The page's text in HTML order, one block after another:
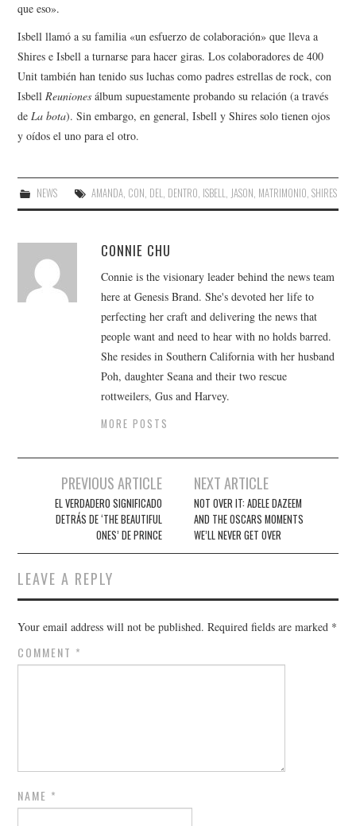
que eso».
Isbell llamó a su familia «un esfuerzo de colaboración» que lleva a
Shires e Isbell a turnarse para hacer giras. Los colaboradores de 400
Unit también han tenido sus luchas como padres estrellas de rock, con
IsbellReunionesálbum supuestamente probando su relación (a través
deLa bota). Sin embargo, en general, Isbell y Shires solo tienen ojos
y oídos el uno para el otro.
NEWS AMANDA, CON, DEL, DENTRO, ISBELL, JASON, MATRIMONIO, SHIRES
CONNIE CHU
Connie is the visionary leader behind the news team
here at Genesis Brand. She's devoted her life to
perfecting her craft and delivering the news that
people want and need to hear with no holds barred.
She resides in Southern California with her husband
Poh, daughter Seana and their two rescue
rottweilers, Gus and Harvey.
MORE POSTS
navigation
PREVIOUS ARTICLE
EL VERDADERO SIGNIFICADO
DETRÁS DE ‘THE BEAUTIFUL
ONES’ DE PRINCE
NEXT ARTICLE
NOT OVER IT: ADELE DAZEEM
AND THE OSCARS MOMENTS
WE’LL NEVER GET OVER
LEAVE A REPLY
Your email address will not be published. Required fields are marked *
COMMENT *
NAME *